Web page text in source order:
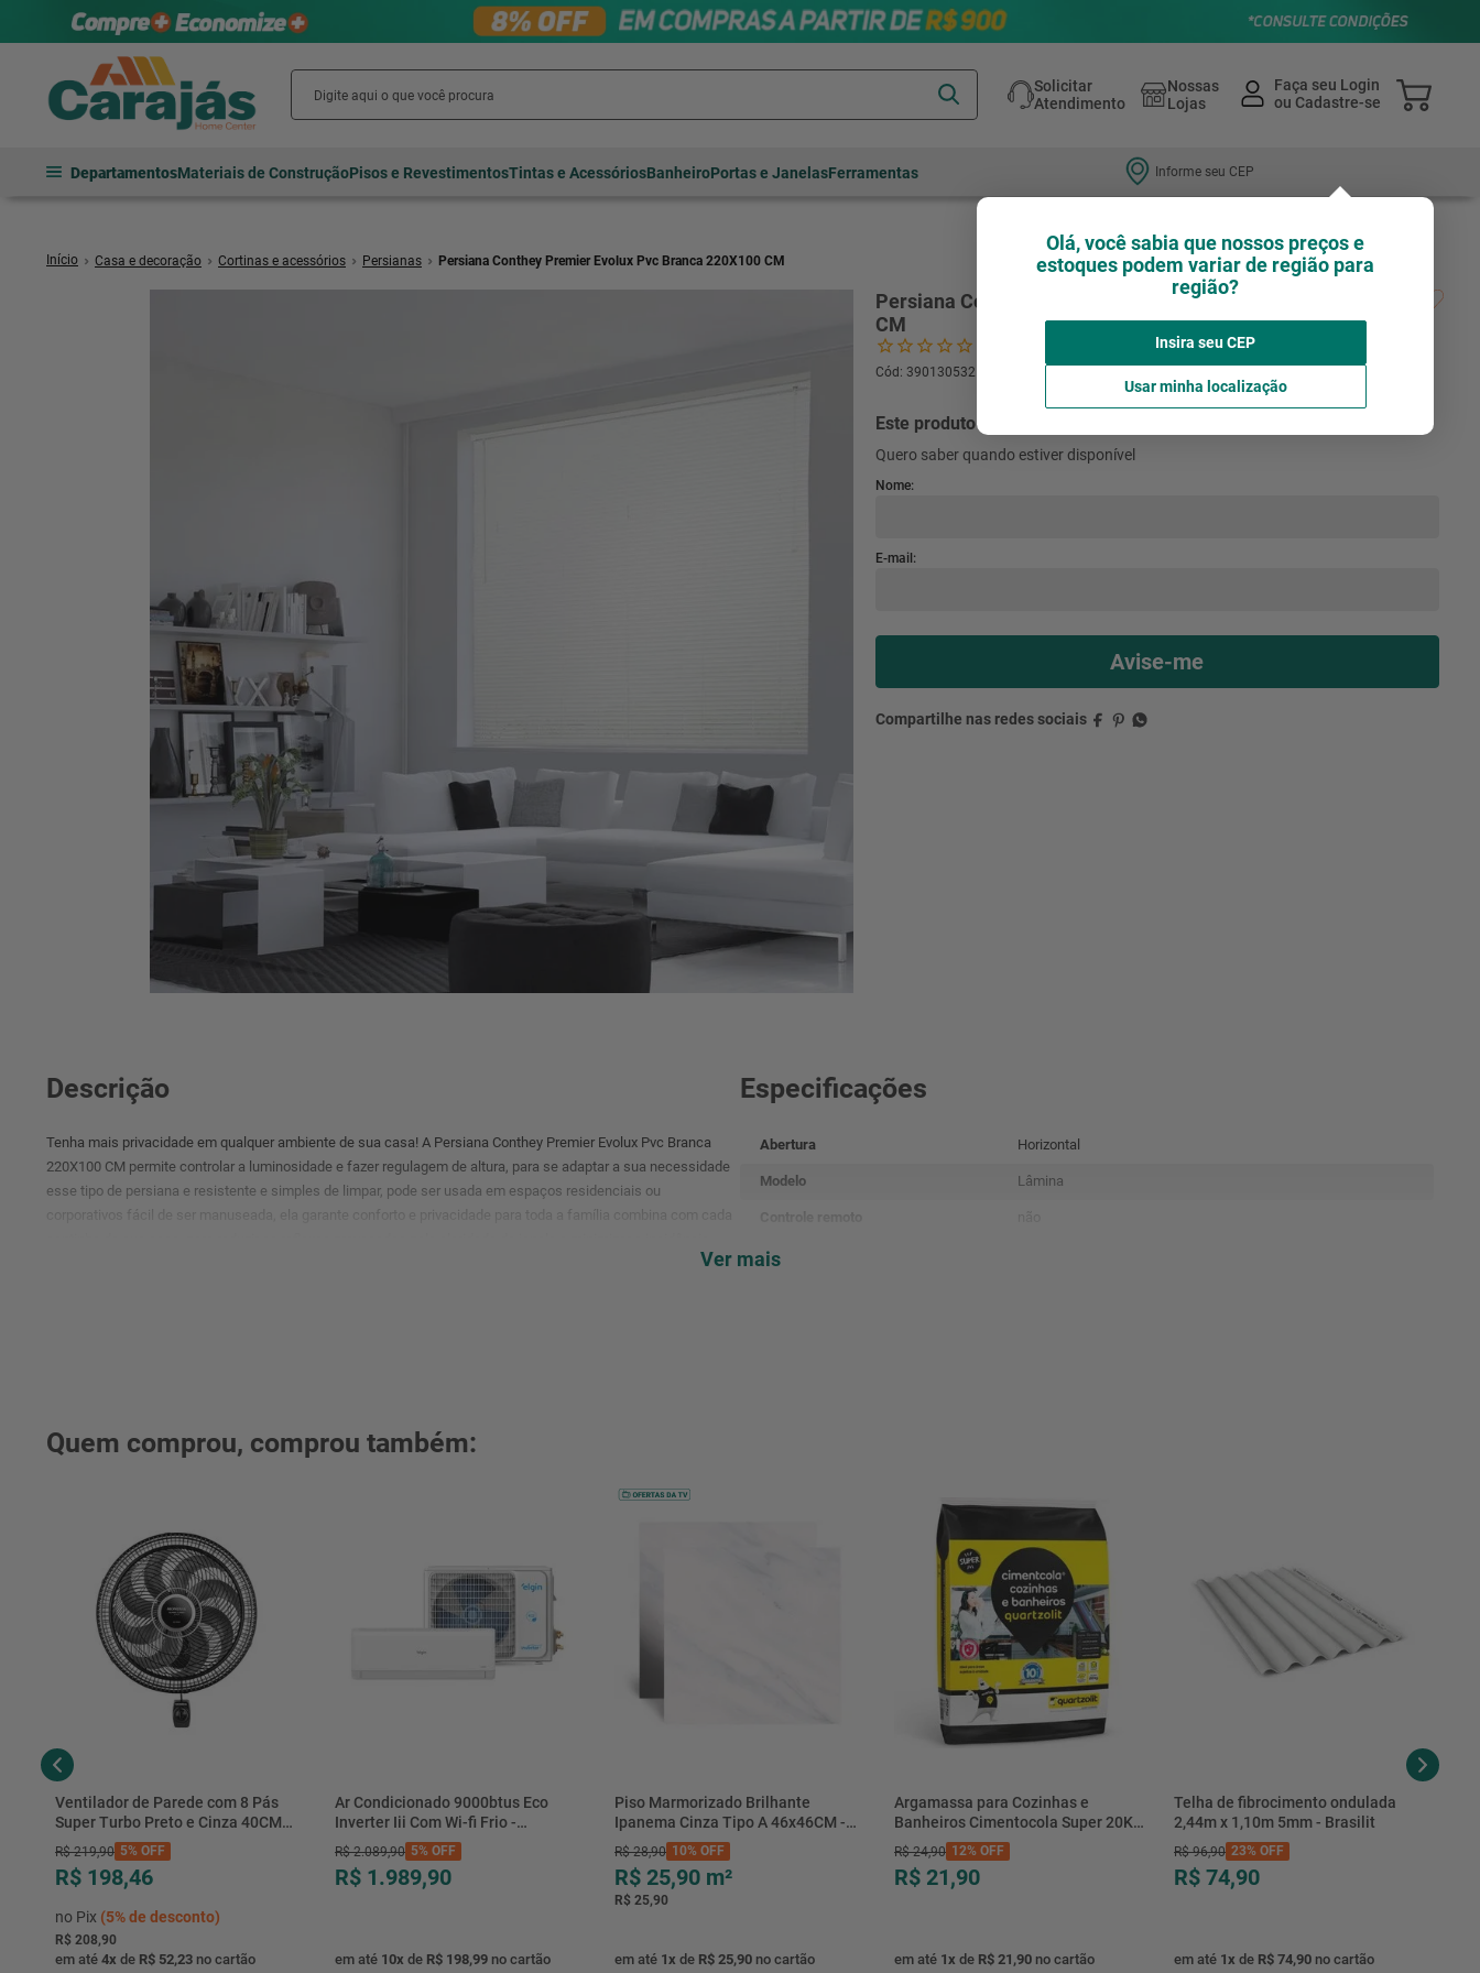
Solicitar
Atendimento
Nossas
Lojas
DepartamentosMateriais de ConstruçãoPisos e RevestimentosTintas e AcessóriosBanheiroPortas e JanelasFerramentas Informe seu CEP
Olá, você sabia que nossos preços e
estoques podem variar de região para
região?
Insira seu CEP
Usar minha localização
Casa e decoração Cortinas e acessórios Persianas Persiana Conthey Premier Evolux Pvc Branca 220X100 CM
Persiana Conthey Premier Evolux Pvc Branca 220X100
CM
Cód: 390130532 EVOLUX
Este produto não está disponível no momento
Quero saber quando estiver disponível
Descrição
Tenha mais privacidade em qualquer ambiente de sua casa! A Persiana Conthey Premier Evolux Pvc Branca
220X100 CM permite controlar a luminosidade e fazer regulagem de altura, para se adaptar a sua necessidade
esse tipo de persiana e resistente e simples de limpar, pode ser usada em espaços residenciais ou
corporativos fácil de ser manuseada, ela garante conforto e privacidade para toda a família combina com cada
direta dos raios solares além disso, ela e de fácil instalação e super pratica para limpar e fazer manutenção
Especificações
Abertura Horizontal
Modelo Lâmina
Controle da luminosidade
-Itemcomposto apenas pela persiana. Demais acessórios não
Acompanha m o produto
2,00Centimetros
7898490203246
2.2
1
16142037
Primeira data disponível 18de abril de 2018
Avaliações de clientes Sejao primeiro a avaliar este item
Número de produtos 1
Ver mais
Quem comprou, comprou também:
Ventilador de Parede com 8 Pás
Super Turbo Preto e Cinza 40CM
220V 140W - VTX-40P-8P - Mondial
R$ 219,90 5% OFF
R$ 198,46
no Pix (5%de desconto)
R$ 208,90
em até 4x de R$ 52,23 no cartão
Ar Condicionado 9000btus Eco
Inverter Iii Com Wi-fi Frio -
Hjfe09c2cg|hjfi09c2wg - Elgin
R$ 2.089,90 5% OFF
R$ 1.989,90
em até 10x de R$ 198,99 no cartão
Piso Marmorizado Brilhante
Ipanema Cinza Tipo A 46x46CM -
01.012771 - Cerbras
R$ 28,90 10% OFF
R$ 25,90 m²
R$ 25,90
em até 1x de R$ 25,90 no cartão
Argamassa para Cozinhas e
Banheiros Cimentocola Super 20KG
- 0118.00001.0020PL - Quartzolit
R$ 24,90 12% OFF
R$ 21,90
em até 1x de R$ 21,90 no cartão
Telha de fibrocimento ondulada
2,44m x 1,10m 5mm - Brasilit
R$ 96,90 23% OFF
R$ 74,90
em até 1x de R$ 74,90 no cartão
piso
revestimento
tinta
cadeira
condicionado